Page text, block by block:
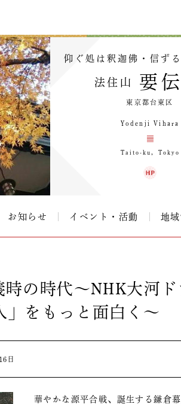
仰ぐ処は釈迦佛・信ず
法住山 要
東京都台東区
Yodenji Vihara
Taito-ku，Tokyo
お知らせ イベント・活動 地
時の時代～NHK大河
」をもっと面白く～
日
華やかな源平合戦、誕生する鎌倉